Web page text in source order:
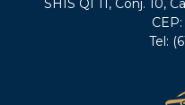
SHIS QI 11, Conj. 10,
Tel: